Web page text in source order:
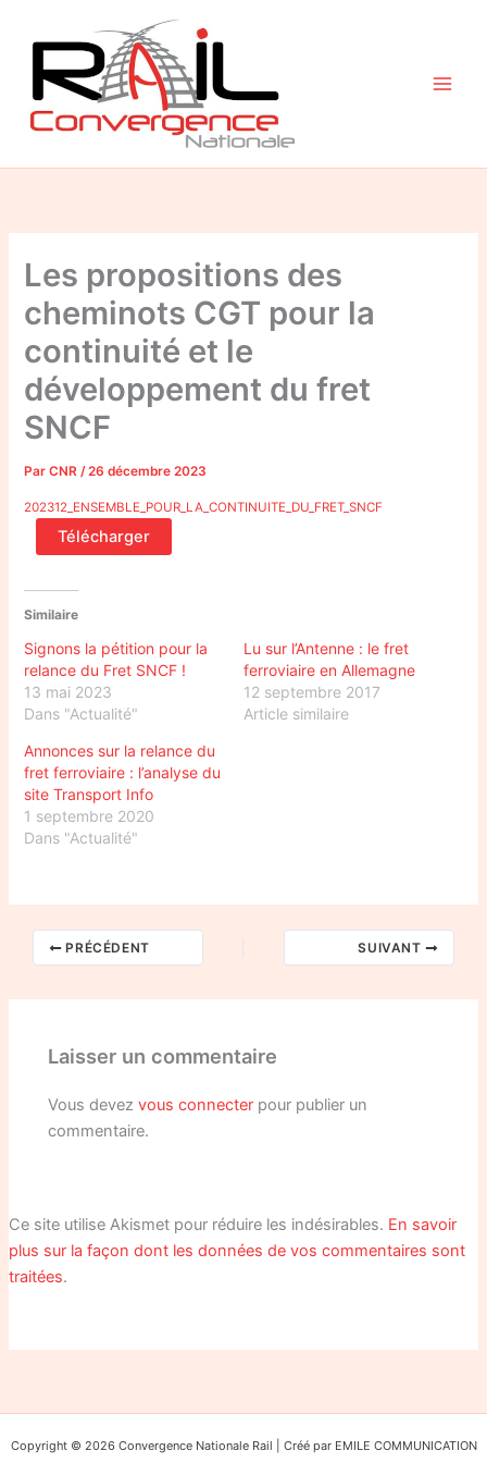
contenu
Les propositions des
cheminots CGT pour la
continuité et le
développement du fret
SNCF
ParCNR/26 décembre 2023
202312_ENSEMBLE_POUR_LA_CONTINUITE_DU_FRET_SNCF
Télécharger
Similaire
Signons la pétition pour la
relance du Fret SNCF !
13 mai 2023
Dans "Actualité"
Lu sur l’Antenne : le fret
ferroviaire en Allemagne
12 septembre 2017
Article similaire
Annonces sur la relance du
fret ferroviaire : l’analyse du
site Transport Info
1 septembre 2020
Dans "Actualité"
PRÉCÉDENT SUIVANT
Laisser un commentaire
Vous devezvous connecter pour publier un
commentaire.
Ce site utilise Akismet pour réduire les indésirables. En savoir
plus sur la façon dont les données de vos commentaires sont
traitées.
Copyright © 2026 Convergence Nationale Rail | Créé par EMILE COMMUNICATION